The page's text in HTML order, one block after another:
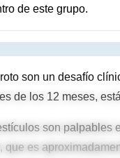
de este grupo.
son un desafío
de los 12 meses,
son palpables
, que es